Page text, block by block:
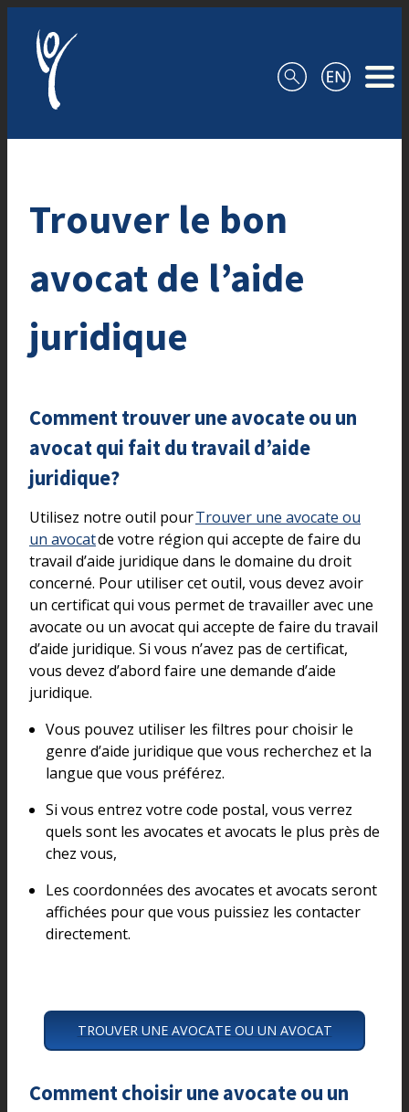
Trouver le bon
avocat de l’aide
juridique
Comment trouver une avocate ou un
avocat qui fait du travail d’aide
juridique?
Utilisez notre outil pourTrouver une avocate ou
un avocatde votre région qui accepte de faire du
travail d’aide juridique dans le domaine du droit
concerné. Pour utiliser cet outil, vous devez avoir
un certificat qui vous permet de travailler avec une
avocate ou un avocat qui accepte de faire du travail
d’aide juridique. Si vous n’avez pas de certificat,
vous devez d’abord faire une demande d’aide
juridique.
Vous pouvez utiliser les filtres pour choisir le
genre d’aide juridique que vous recherchez et la
langue que vous préférez.
Si vous entrez votre code postal, vous verrez
quels sont les avocates et avocats le plus près de
chez vous,
Les coordonnées des avocates et avocats seront
affichées pour que vous puissiez les contacter
directement.
TROUVER UNE AVOCATE OU UN AVOCAT
Comment choisir une avocate ou un